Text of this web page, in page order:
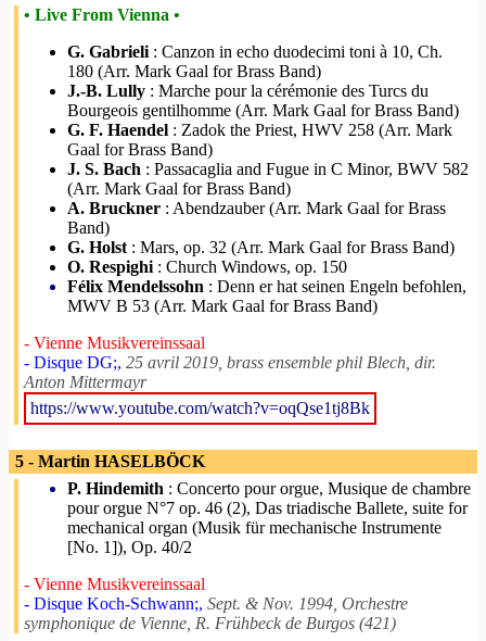
• Live From Vienna •
G. Gabrieli : Canzon in echo duodecimi toni à 10, Ch.
180 (Arr. Mark Gaal for Brass Band)
J.-B. Lully : Marche pour la cérémonie des Turcs du
Bourgeois gentilhomme (Arr. Mark Gaal for Brass Band)
G. F. Haendel : Zadok the Priest, HWV 258 (Arr. Mark
Gaal for Brass Band)
J. S. Bach : Passacaglia and Fugue in C Minor, BWV 582
(Arr. Mark Gaal for Brass Band)
A. Bruckner : Abendzauber (Arr. Mark Gaal for Brass
Band)
G. Holst : Mars, op. 32 (Arr. Mark Gaal for Brass Band)
O. Respighi : Church Windows, op. 150
Félix Mendelssohn : Denn er hat seinen Engeln befohlen,
MWV B 53 (Arr. Mark Gaal for Brass Band)
- Vienne Musikvereinssaal
- Disque DG;, 25 avril 2019, brass ensemble phil Blech, dir.
Anton Mittermayr
https://www.youtube.com/watch?v=oqQse1tj8Bk
5 - Martin HASELBÖCK
P. Hindemith : Concerto pour orgue, Musique de chambre
pour orgue N°7 op. 46 (2), Das triadische Ballete, suite for
mechanical organ (Musik für mechanische Instrumente
[No. 1]), Op. 40/2
- Vienne Musikvereinssaal
- Disque Koch-Schwann;, Sept. & Nov. 1994, Orchestre
symphonique de Vienne, R. Frühbeck de Burgos (421)